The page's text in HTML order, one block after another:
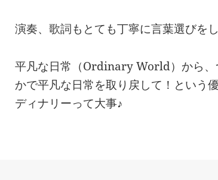
演奏、歌詞もとても丁寧に言葉選びを
平凡な日常（Ordinary World）から、
かで平凡な日常を取り戻して！という
ディナリーって大事♪